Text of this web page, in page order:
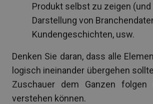
Produkt selbst zu zeigen (und
Darstellung von
Kundengeschichten, usw.
Denken Sie daran, dass alle
logisch ineinander übergehen
Zuschauer dem Ganzen
verstehen können.